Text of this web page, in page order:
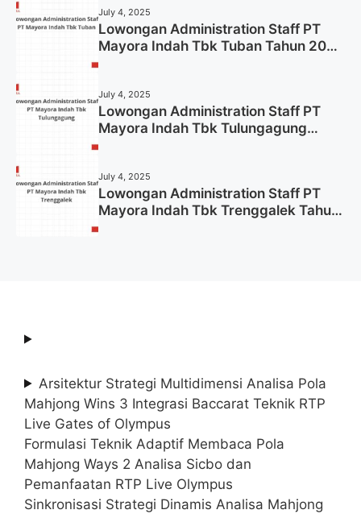
July 4, 2025
Lowongan Administration Staff PT
Mayora Indah Tbk Tuban Tahun 2025
July 4, 2025
Lowongan Administration Staff PT
Mayora Indah Tbk Tulungagung
July 4, 2025
Lowongan Administration Staff PT
Mayora Indah Tbk Trenggalek Tahun
Arsitektur Strategi Multidimensi Analisa Pola
Mahjong Wins 3 Integrasi Baccarat Teknik RTP
Live Gates of Olympus
Formulasi Teknik Adaptif Membaca Pola
Mahjong Ways 2 Analisa Sicbo dan
Pemanfaatan RTP Live Olympus
Sinkronisasi Strategi Dinamis Analisa Mahjong